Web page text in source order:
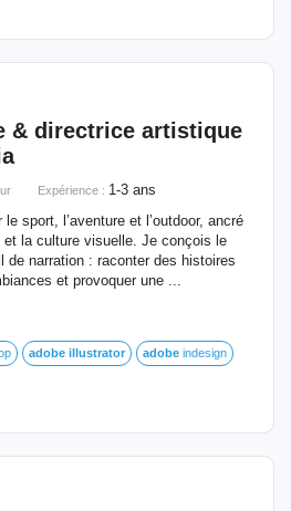
& directrice artistique
Expérience : 1-3 ans
sport, l’aventure et l’outdoor, ancré
la culture visuelle. Je conçois le
de narration : raconter des histoires
et provoquer une ...
adobe illustrator adobe indesign